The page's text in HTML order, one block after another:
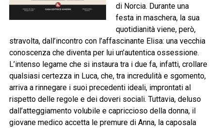
di Norcia. Durante una
festa in maschera, la sua
quotidianità viene, però,
stravolta, dall’incontro con l’affascinante Elisa: una vecchia
conoscenza che diventa per lui un’autentica ossessione.
L’intenso legame che si instaura tra i due fa, infatti, crollare
qualsiasi certezza in Luca, che, tra incredulità e sgomento,
arriva a rinnegare i suoi precedenti ideali, improntati al
rispetto delle regole e dei doveri sociali. Tuttavia, deluso
dall’atteggiamento volubile e capriccioso della donna, il
giovane medico accetta le premure di Anna, la caposala